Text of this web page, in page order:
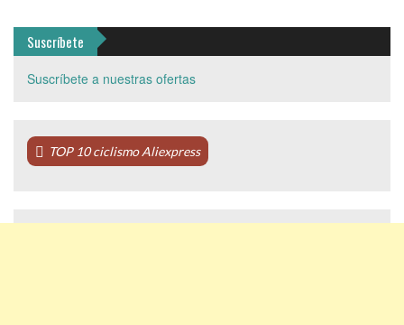
Suscríbete
Suscríbete a nuestras ofertas
TOP 10 ciclismo Aliexpress